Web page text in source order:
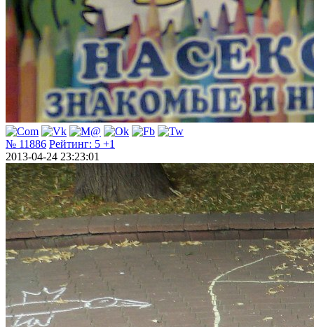
№ 11886 Рейтинг: 5 +1
2013-04-24 23:23:01